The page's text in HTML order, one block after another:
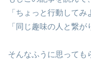
「ちょっと行動してみ
「同じ趣味の人と繋が
そんなふうに思っても